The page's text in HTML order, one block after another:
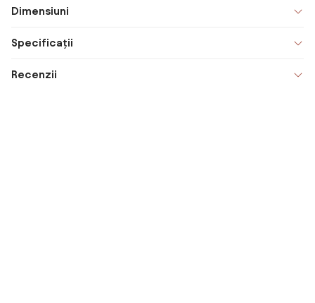
Dimensiuni
Specificații
Recenzii